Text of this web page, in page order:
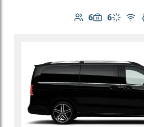
6
Anzahl der
6